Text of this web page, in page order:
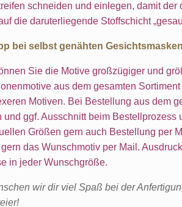
schneiden und einlegen, damit
die daruterliegende Stoffschicht
bei selbst genähten
Sie die Motive großzügiger und
aus dem gesamten
Motiven. Bei Bestellung aus dem
und ggf. Ausschnitt beim
Größen gern auch Bestellung per
das Wunschmotiv per Mail.
in jeder Wunschgröße.
wir dir viel Spaß bei der